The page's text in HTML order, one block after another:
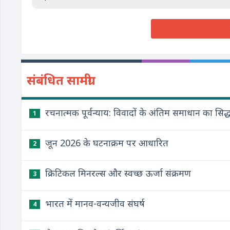
संबंधित सामग्री
1 रचनात्मक पूर्वन्याय: विवादों के अंतिम समाधान का
2 जून 2026 के घटनाक्रम पर आधारित
3 क्रिटिकल मिनरल्स और स्वच्छ ऊर्जा संक्रमण
4 भारत में मानव-वन्यजीव संघर्ष